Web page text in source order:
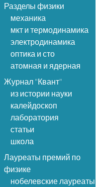
Разделы физики
механика
мкт и термодинамика
электродинамика
оптика и сто
атомная и ядерная
Журнал "Квант"
из истории науки
калейдоскоп
лаборатория
статьи
школа
Лауреаты премий по
физике
нобелевские лауреаты